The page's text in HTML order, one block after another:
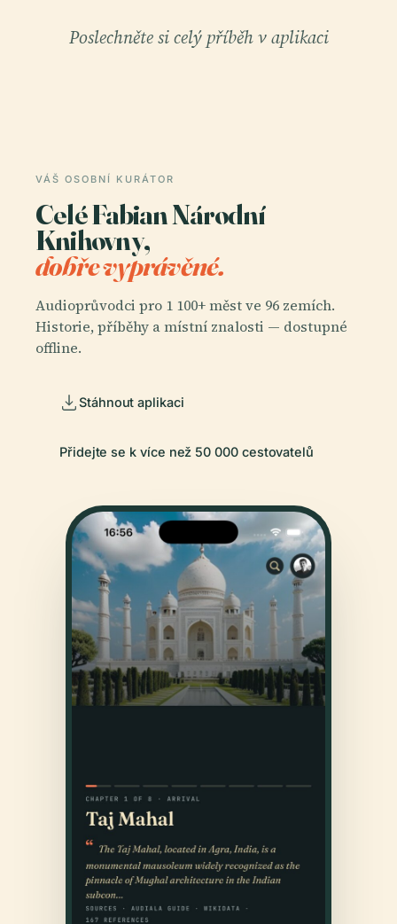
Poslechněte si celý příběh v aplikaci
VÁŠ OSOBNÍ KURÁTOR
Celé Fabian Národní
Knihovny,
dobře vyprávěné.
Audioprůvodci pro 1 100+ měst ve 96 zemích.
Historie, příběhy a místní znalosti — dostupné
offline.
Stáhnout aplikaci
Přidejte se k více než 50 000 cestovatelů